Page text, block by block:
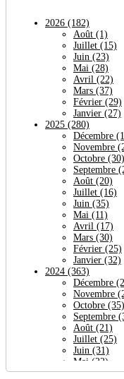
2026 (182)
Août (1)
Juillet (15)
Juin (23)
Mai (28)
Avril (22)
Mars (37)
Février (29)
Janvier (27)
2025 (280)
Décembre
Novembre
Octobre (30)
Septembre
Août (20)
Juillet (16)
Juin (35)
Mai (11)
Avril (17)
Mars (30)
Février (25)
Janvier (32)
2024 (363)
Décembre
Novembre
Octobre (35)
Septembre
Août (21)
Juillet (25)
Juin (31)
Mai (22)
Avril(64)